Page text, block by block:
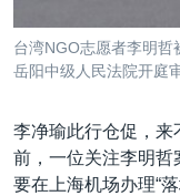
台湾NGO志愿者李明哲
岳阳中级人民法院开庭
李净瑜此行仓促，来
前，一位关注李明哲
要在上海机场办理“